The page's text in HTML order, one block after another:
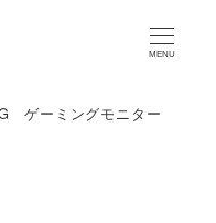
MENU
ゲーミングモニター